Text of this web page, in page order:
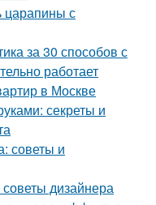
царапины с
за 30 способов с
работает
в Москве
секреты и
советы и
советы дизайнера